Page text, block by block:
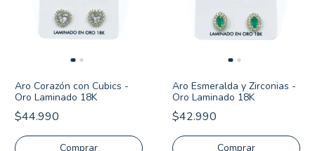
Aro Corazón con Cubics -
Oro Laminado 18K
$44.990
Aro Esmeralda y Zirconias -
Oro Laminado 18K
$42.990